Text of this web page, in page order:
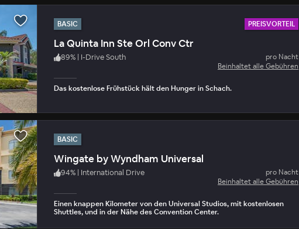
BASIC PREISVORTEIL
La Quinta Inn Ste Orl Conv Ctr
89% | I-Drive South
pro Nacht
Beinhaltet alle Gebühren
Das kostenlose Frühstück hält den Hunger in Schach.
BASIC
Wingate by Wyndham Universal
94% | International Drive
pro Nacht
Beinhaltet alle Gebühren
Einen knappen Kilometer von den Universal Studios, mit kostenlosen
Shuttles, und in der Nähe des Convention Center.